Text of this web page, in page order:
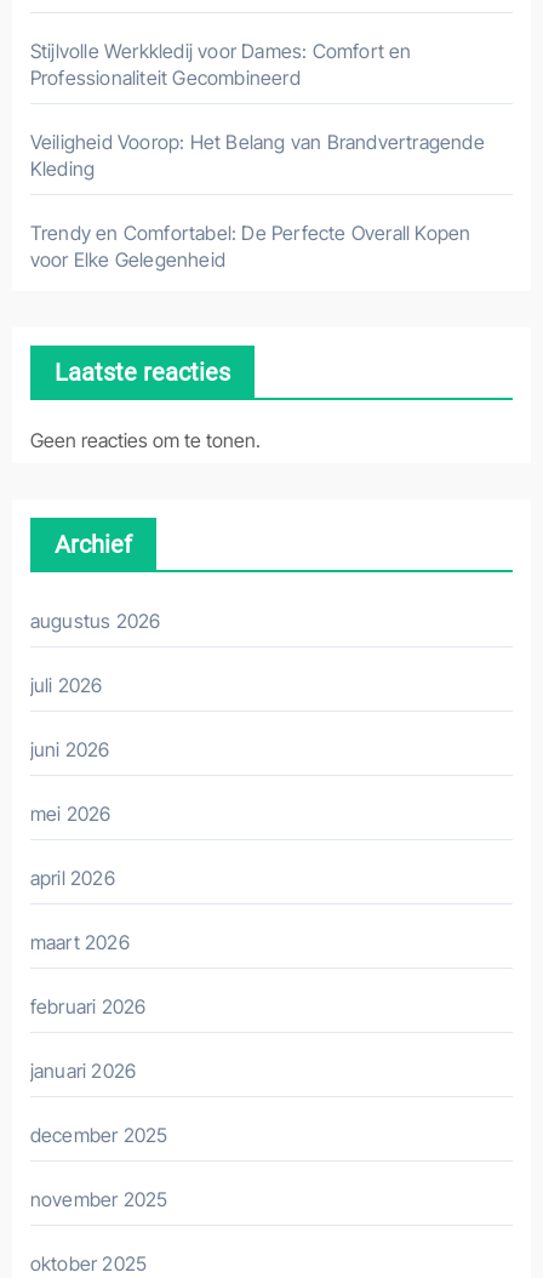
Stijlvolle Werkkledij voor Dames: Comfort en
Professionaliteit Gecombineerd
Veiligheid Voorop: Het Belang van Brandvertragende
Kleding
Trendy en Comfortabel: De Perfecte Overall Kopen
voor Elke Gelegenheid
Laatste reacties
Geen reacties om te tonen.
Archief
augustus 2026
juli 2026
juni 2026
mei 2026
april 2026
maart 2026
februari 2026
januari 2026
december 2025
november 2025
oktober 2025